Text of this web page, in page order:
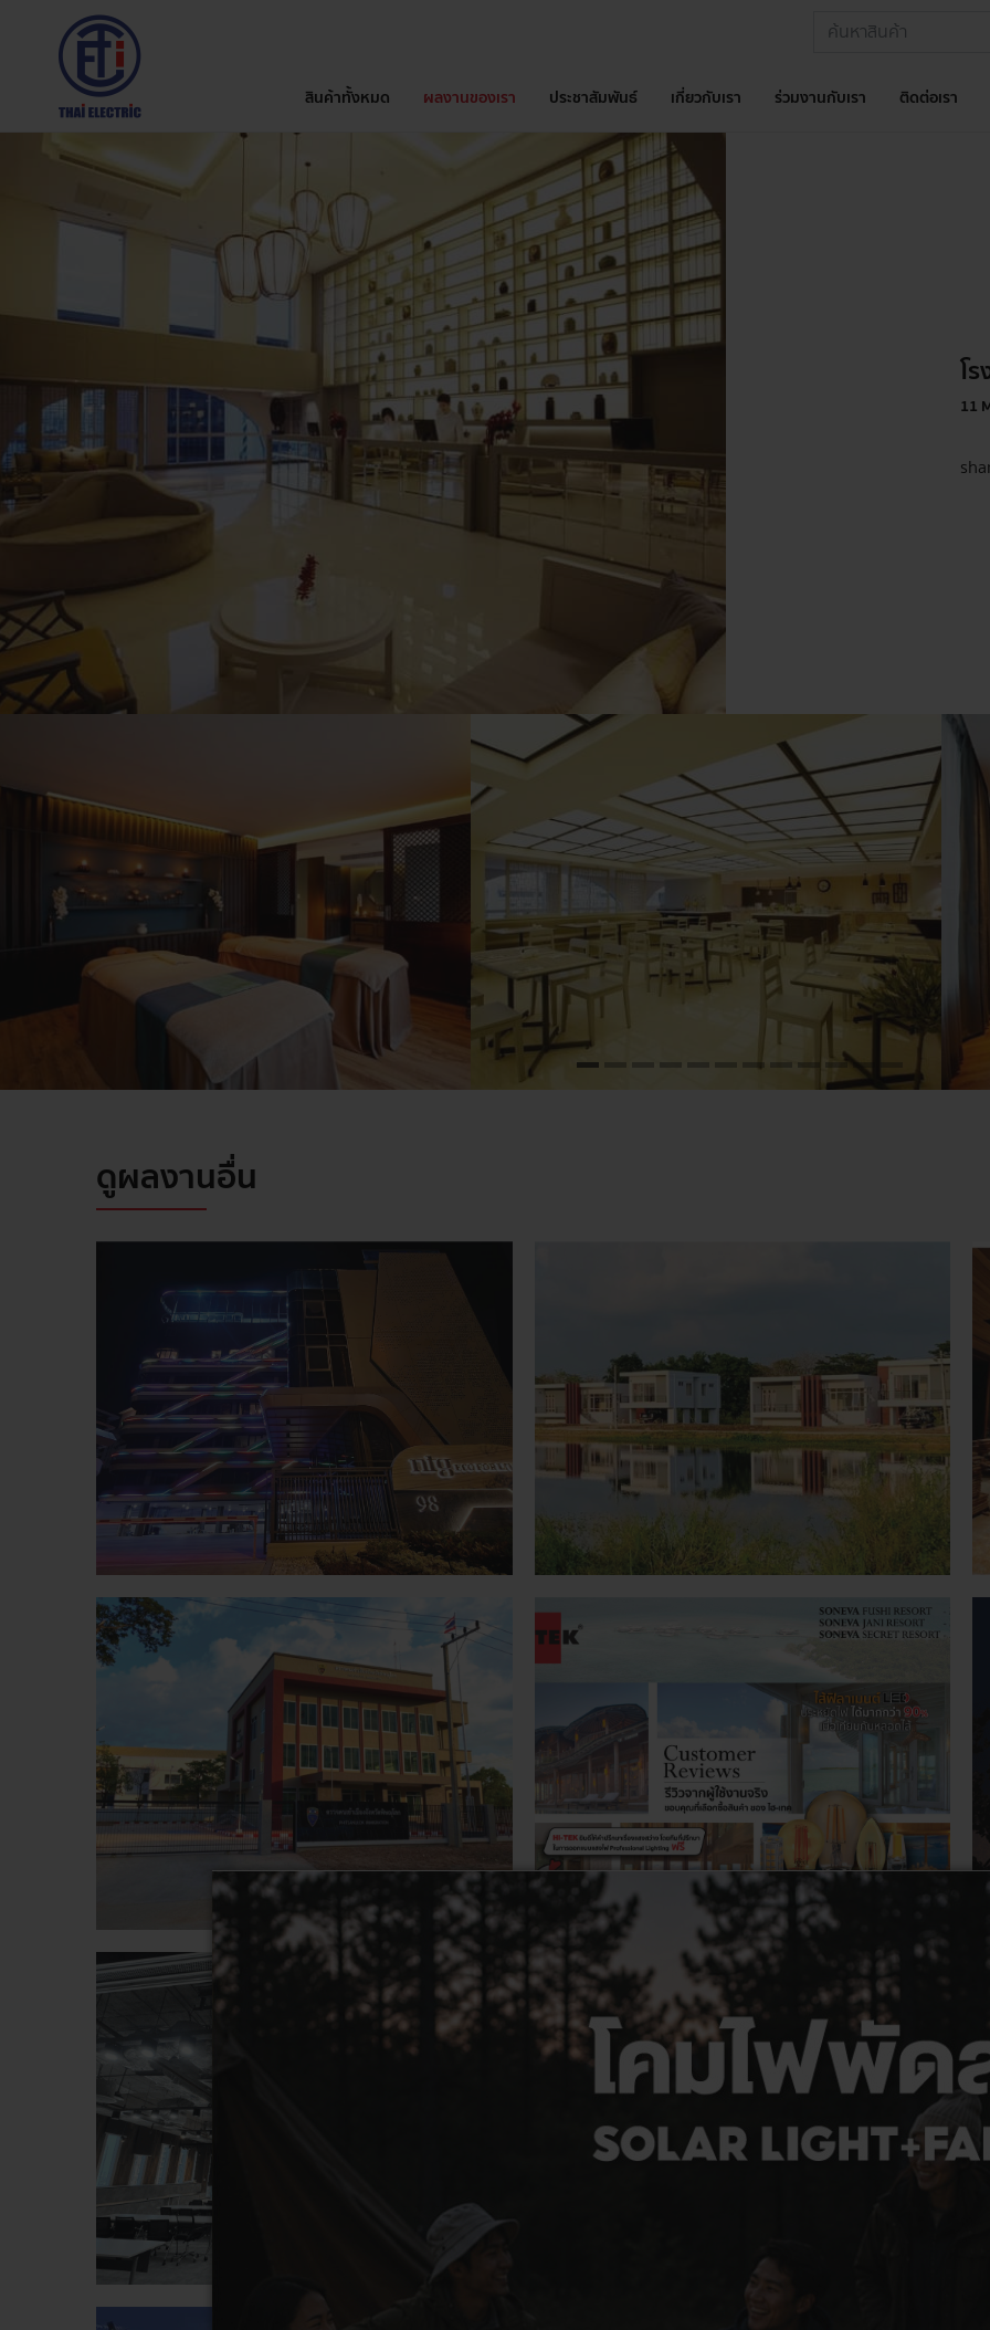
สินค้าทั้งหมด ผลงานของเรา ประชาสัมพันธ์ เกี่ยวกับเรา ร่วมงานกับเรา ติดต่อเรา
โ
11
ดูผลงานอื่น